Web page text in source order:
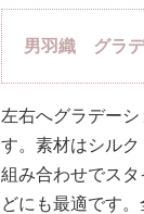
男羽織 グラ
左右へグラデー
す。素材はシル
組み合わせでス
どにも最適です。